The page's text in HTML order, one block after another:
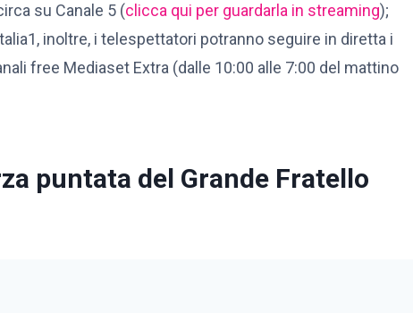
su Canale 5 (clicca qui per guardarla in streaming);
inoltre, i telespettatori potranno seguire in diretta i
free Mediaset Extra (dalle 10:00 alle 7:00 del mattino
puntata del Grande Fratello